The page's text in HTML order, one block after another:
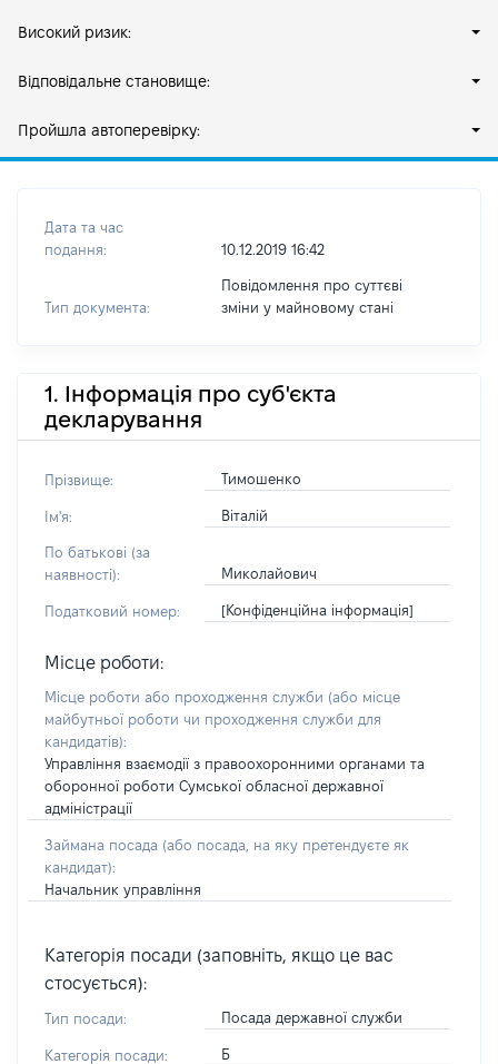
Високий ризик:
Відповідальне становище:
Пройшла автоперевірку:
Дата та час
подання:
10.12.2019 16:42
Тип документа:
Повідомлення про суттєві
зміни y майновому стані
1. Інформація про суб'єкта
декларування
Прізвище: Тимошенко
Ім'я: Віталій
По батькові (за
наявності):
Миколайович
Податковий номер: [Конфіденційна інформація]
Місце роботи:
Місце роботи або проходження служби (або місце
майбутньої роботи чи проходження служби для
кандидатів):
Управління взаємодії з правоохоронними органами та
оборонної роботи Сумської обласної державної
адміністрації
Займана посада (або посада, на яку претендуєте як
кандидат):
Начальник управління
Категорія посади (заповніть, якщо це вас
стосується):
Тип посади: Посада державної служби
Категорія посади: Б